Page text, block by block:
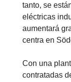
tanto, se
eléctricas
aumentará
centra en
Con una
contratadas